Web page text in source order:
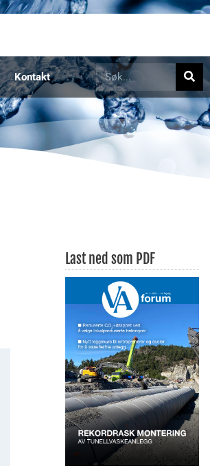
Kontakt
Last ned som PDF